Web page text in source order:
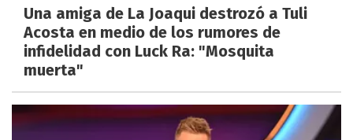
Una amiga de La Joaqui destrozó a Tuli
Acosta en medio de los rumores de
infidelidad con Luck Ra: "Mosquita
muerta"